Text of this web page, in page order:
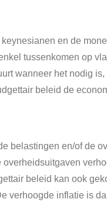
en de
tussenkomen op
wanneer het nodig
beleid de
belastingen en/of de
beleid kan ook
verhoogde inflatie is